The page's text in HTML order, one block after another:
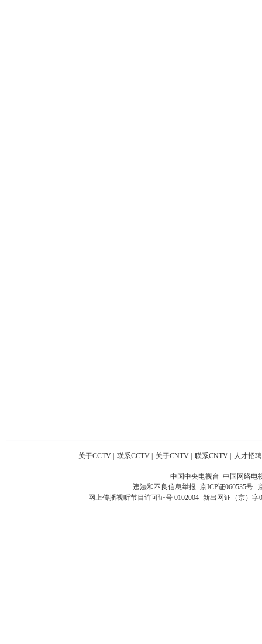
关于CCTV 联系CCTV 关于CNTV 联系CNTV 人才招聘
中国中央电视台 中国网络电
违法和不良信息举报 京ICP证060535号
网上传播视听节目许可证号 0102004 新出网证（京）